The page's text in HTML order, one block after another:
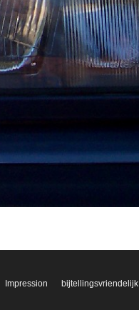
Impression bijtellingsvriendelijk